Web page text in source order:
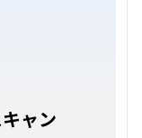
ャン